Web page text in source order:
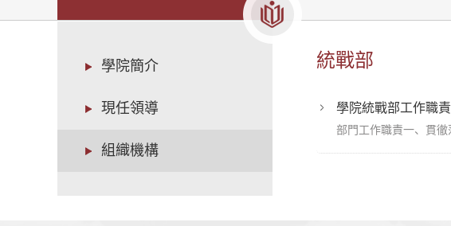
學院簡介
現任領導
組織機構
統戰部
學院統戰部工作職責